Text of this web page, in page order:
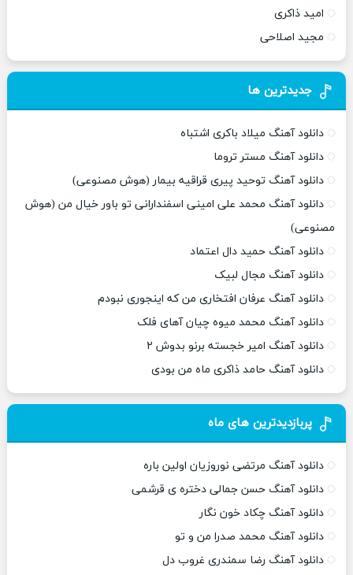
امید ذاکری
مجید اصلاحی
جدیدترین ها
دانلود آهنگ میلاد باکری اشتباه
دانلود آهنگ مستر تروما
دانلود آهنگ توحید پیری قراقیه بیمار (هوش مصنوعی)
دانلود آهنگ محمد علی امینی اسفندارانی تو باور خیال من (هوش
مصنوعی)
دانلود آهنگ حمید دال اعتماد
دانلود آهنگ مجال لبیک
دانلود آهنگ عرفان افتخاری من که اینجوری نبودم
دانلود آهنگ محمد میوه چیان آهای فلک
دانلود آهنگ امیر خجسته برنو بدوش ۲
دانلود آهنگ حامد ذاکری ماه من بودی
پربازدیدترین های ماه
دانلود آهنگ مرتضی نوروزیان اولین باره
دانلود آهنگ حسن جمالی دختره ی قرشمی
دانلود آهنگ چکاد خون نگار
دانلود آهنگ محمد صدرا من و تو
دانلود آهنگ رضا سمندری غروب دل